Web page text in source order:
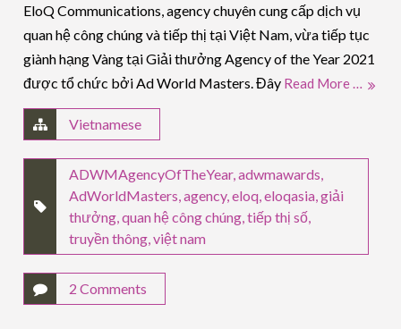
EloQ Communications, agency chuyên cung cấp dịch vụ
quan hệ công chúng và tiếp thị tại Việt Nam, vừa tiếp tục
giành hạng Vàng tại Giải thưởng Agency of the Year 2021
được tổ chức bởi Ad World Masters. Đây Read More …
Vietnamese
ADWMAgencyOfTheYear,adwmawards
AdWorldMasters ,agency,eloq ,eloqasia ,giải
thưởng ,quan hệ công chúng ,tiếp thị số
truyền thông ,việt nam
2 Comments